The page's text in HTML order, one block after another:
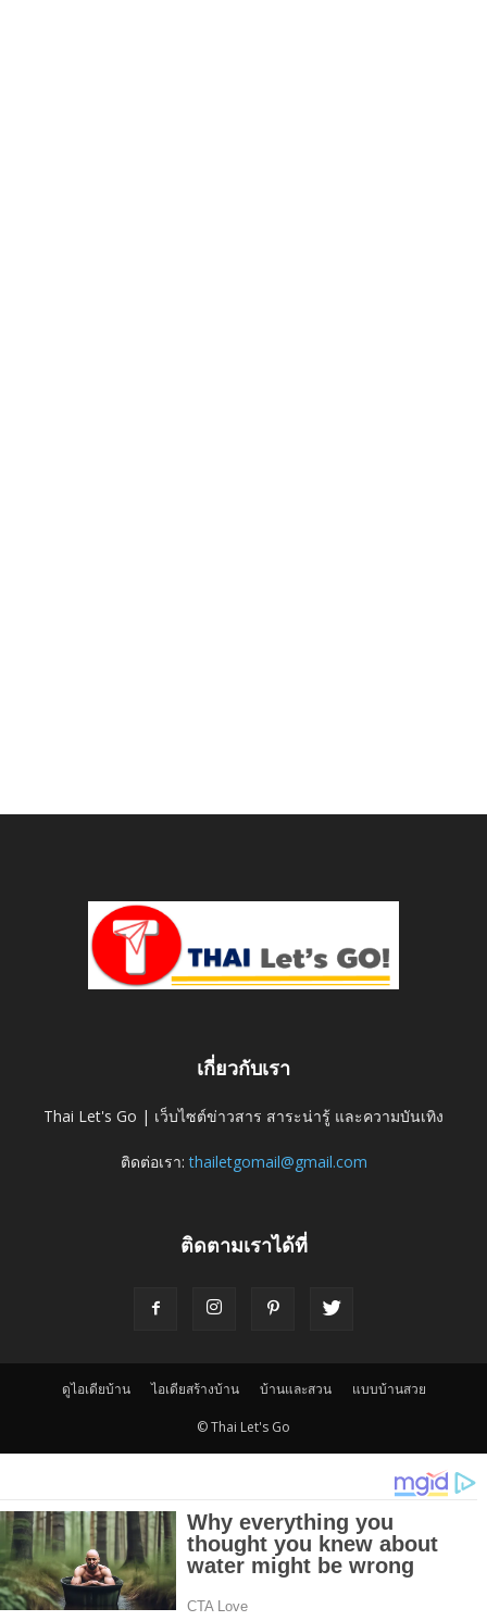
เกี่ยวกับเรา
Thai Let's Go | เว็บไซต์ข่าวสาร สาระน่ารู้ และความบันเทิง
ติดต่อเรา:thailetgomail@gmail.com
ติดตามเราได้ที่
ดูไอเดียบ้าน ไอเดียสร้างบ้าน บ้านและสวน แบบบ้านสวย
© Thai Let's Go